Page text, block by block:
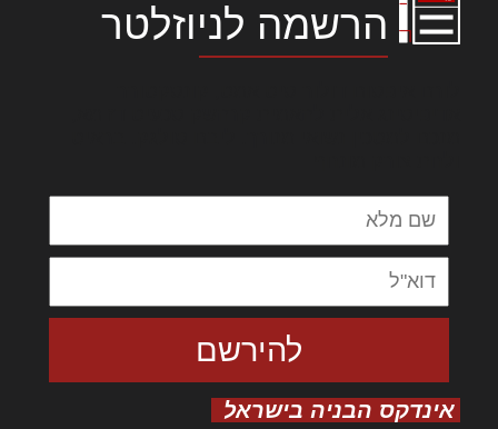
הרשמה לניוזלטר
אינדקס הבניה בישראל